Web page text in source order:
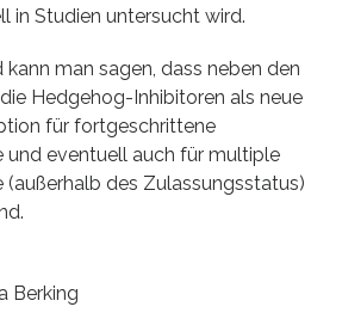
in Studien untersucht wird.
man sagen, dass neben den
Hedgehog-Inhibitoren als neue
für fortgeschrittene
und eventuell auch für multiple
(außerhalb des Zulassungsstatus)
Berking